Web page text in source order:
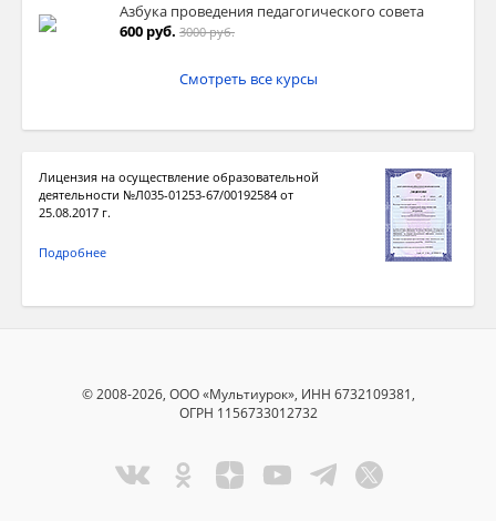
Азбука проведения педагогического совета
600 руб. 3000 руб.
Смотреть все курсы
Лицензия на осуществление образовательной
деятельности №Л035-01253-67/00192584 от
25.08.2017 г.
Подробнее
© 2008-2026, ООО «Мультиурок», ИНН 6732109381,
ОГРН 1156733012732